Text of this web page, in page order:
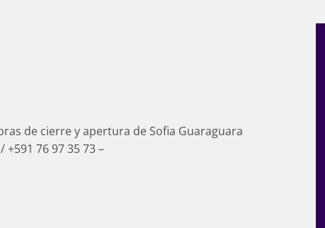
de cierre y apertura de Sofia Guaraguara
+591 76 97 35 73 –